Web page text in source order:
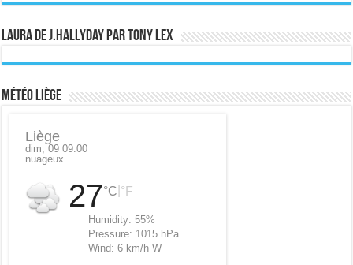
Laura de J.Hallyday par Tony Lex
Météo Liège
Liège
dim, 09 09:00
nuageux
27°C °F
Humidity:55%
Pressure: 1015 hPa
Wind:6 km/h W